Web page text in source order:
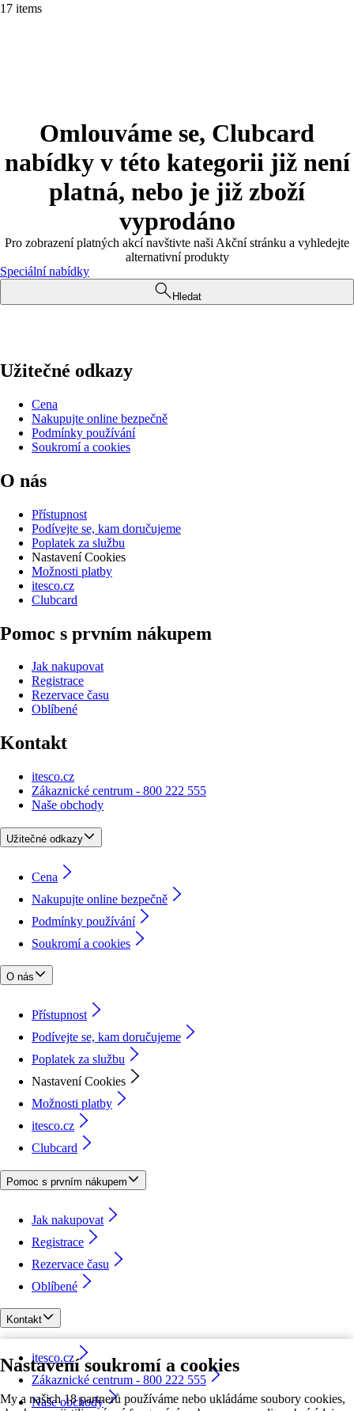
Nastavení soukromí a cookies
My a našich 18 partnerů používáme nebo ukládáme soubory cookies,
17 items
Omlouváme se, Clubcard
nabídky v této kategorii již není
platná, nebo je již zboží
vyprodáno
Pro zobrazení platných akcí navštivte naši Akční stránku a vyhledejte
alternativní produkty
Speciální nabídky
Hledat
Užitečné odkazy
Cena
Nakupujte online bezpečně
Podmínky používání
Soukromí a cookies
O nás
Přístupnost
Podívejte se, kam doručujeme
Poplatek za službu
Nastavení Cookies
Možnosti platby
itesco.cz
Clubcard
Pomoc s prvním nákupem
Jak nakupovat
Registrace
Rezervace času
Oblíbené
Kontakt
itesco.cz
Zákaznické centrum - 800 222 555
Naše obchody
Užitečné odkazy
Cena
Nakupujte online bezpečně
Podmínky používání
Soukromí a cookies
O nás
Přístupnost
Podívejte se, kam doručujeme
Poplatek za službu
Nastavení Cookies
Možnosti platby
itesco.cz
Clubcard
Pomoc s prvním nákupem
Jak nakupovat
Registrace
Rezervace času
Oblíbené
Kontakt
itesco.cz
Zákaznické centrum - 800 222 555
Naše obchody